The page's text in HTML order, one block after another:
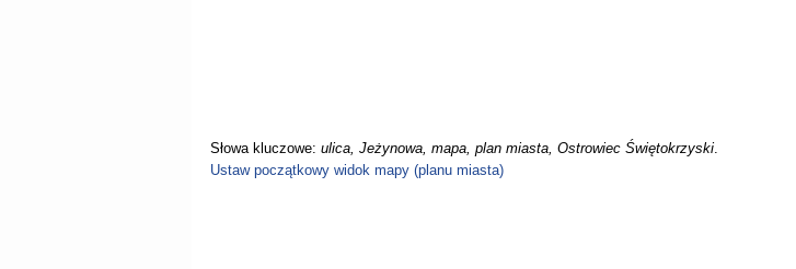
Słowa kluczowe: ulica, Jeżynowa, mapa, plan miasta, Ostrowiec Świętokrzyski.
Ustaw początkowy widok mapy (planu miasta)